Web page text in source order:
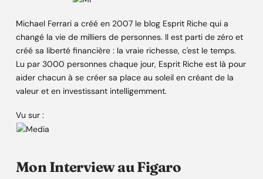
Michael Ferrari a créé en 2007 le blog Esprit Riche qui a
changé la vie de milliers de personnes. Il est parti de zéro et
créé sa liberté financière : la vraie richesse, c'est le temps.
Lu par 3000 personnes chaque jour, Esprit Riche est là pour
aider chacun à se créer sa place au soleil en créant de la
valeur et en investissant intelligemment.
Vu sur :
Mon Interview au Figaro